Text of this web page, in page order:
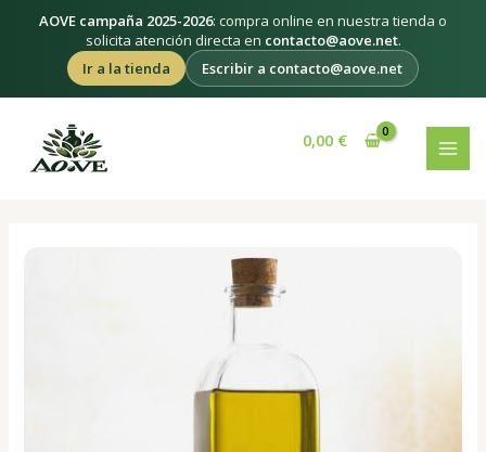
AOVE campaña 2025-2026: compra online en nuestra tienda o
solicita atención directa en contacto@aove.net.
Ir a la tienda
Escribir a contacto@aove.net
contenido
0,00 €
de
entradas